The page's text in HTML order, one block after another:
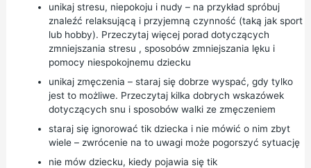
unikaj stresu, niepokoju i nudy – na przykład spróbuj
znaleźć relaksującą i przyjemną czynność (taką jak sport
lub hobby). Przeczytaj więcej porad dotyczących
zmniejszania stresu , sposobów zmniejszania lęku i
pomocy niespokojnemu dziecku
unikaj zmęczenia – staraj się dobrze wyspać, gdy tylko
jest to możliwe. Przeczytaj kilka dobrych wskazówek
dotyczących snu i sposobów walki ze zmęczeniem
staraj się ignorować tik dziecka i nie mówić o nim zbyt
wiele – zwrócenie na to uwagi może pogorszyć sytuację
nie mów dziecku, kiedy pojawia się tik